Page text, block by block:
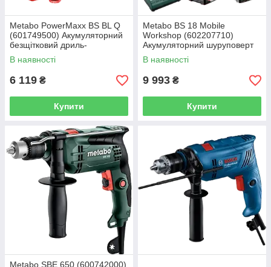
Metabo PowerMaxx BS BL Q
(601749500) Акумуляторний
безщітковий дриль-
шурупокрут
В наявності
6 119 ₴
Купити
Metabo BS 18 Mobile
Workshop (602207710)
Акумуляторний шуруповерт
В наявності
9 993 ₴
Купити
Metabo SBE 650 (600742000)